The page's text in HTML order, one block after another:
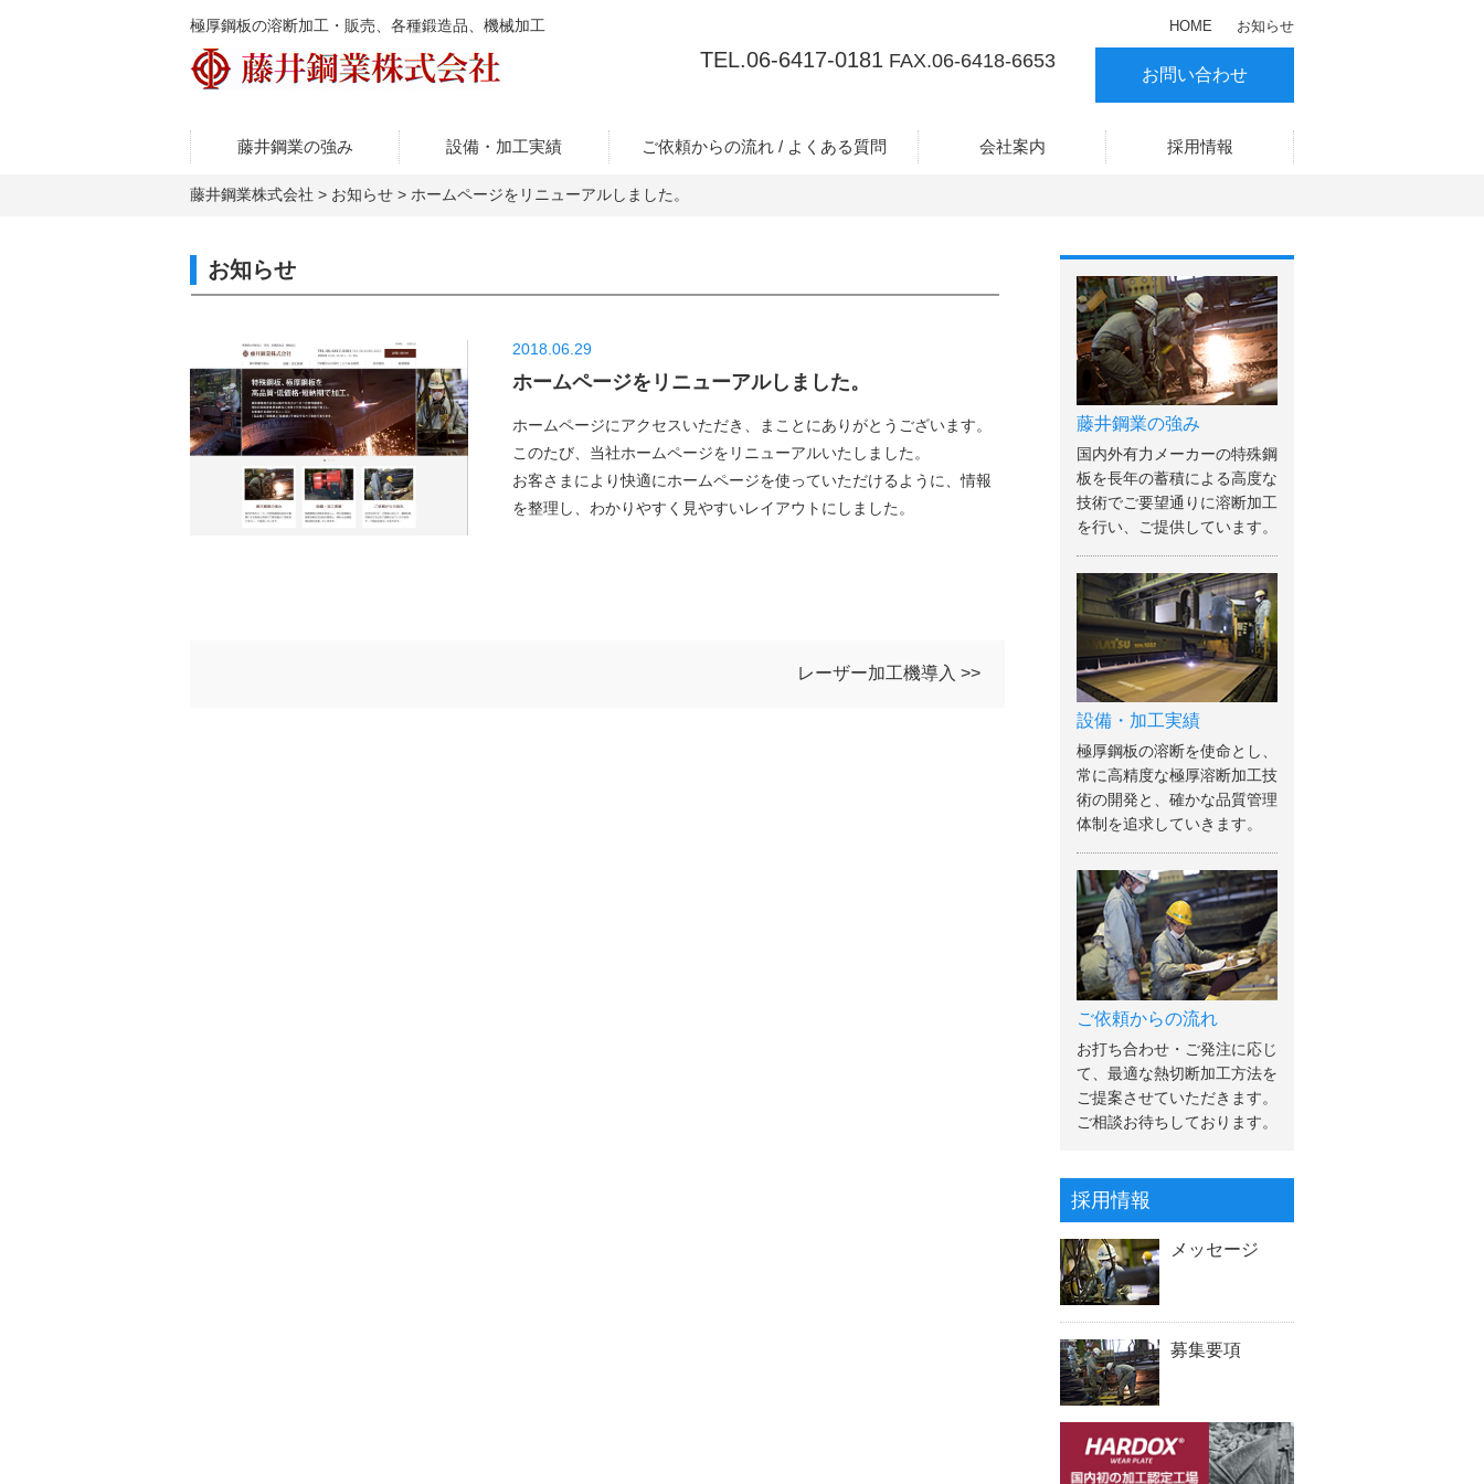
極厚鋼板の溶断加工・販売、各種鍛造品、機械加工 HOME お知らせ
お問い合わせ
TEL.06-6417-0181 FAX.06-6418-6653
藤井鋼業の強み 設備・加工実績 ご依頼からの流れ / よくある質問 会社案内 採用情報
藤井鋼業株式会社 > お知らせ > ホームページをリニューアルしました。
お知らせ
2018.06.29
ホームページをリニューアルしました。
ホームページにアクセスいただき、まことにありがとうございます。
このたび、当社ホームページをリニューアルいたしました。
お客さまにより快適にホームページを使っていただけるように、情報
を整理し、わかりやすく見やすいレイアウトにしました。
レーザー加工機導入 >>
藤井鋼業の強み
国内外有力メーカーの特殊鋼
板を長年の蓄積による高度な
技術でご要望通りに溶断加工
を行い、ご提供しています。
設備・加工実績
極厚鋼板の溶断を使命とし、
常に高精度な極厚溶断加工技
術の開発と、確かな品質管理
体制を追求していきます。
ご依頼からの流れ
お打ち合わせ・ご発注に応じ
て、最適な熱切断加工方法を
ご提案させていただきます。
ご相談お待ちしております。
採用情報
メッセージ
募集要項